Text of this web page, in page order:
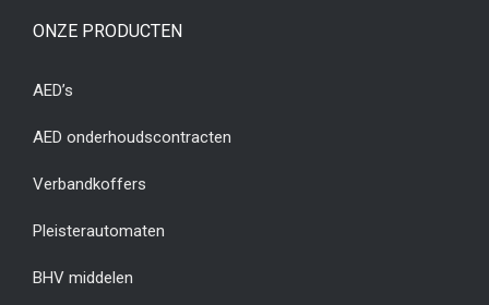
ONZE PRODUCTEN
AED’s
AED onderhoudscontracten
Verbandkoffers
Pleisterautomaten
BHV middelen